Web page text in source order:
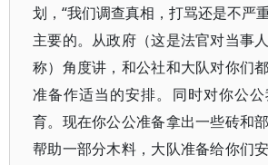
划，“我们调查真相，打骂还是不严
主要的。从政府（这是法官对当事
称）角度讲，和公社和大队对你们
准备作适当的安排。同时对你公
育。现在你公公准备拿出一些砖和
帮助一部分木料，大队准备给你们